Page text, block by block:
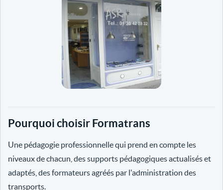
Pourquoi choisir Formatrans
Une pédagogie professionnelle qui prend en compte les
niveaux de chacun, des supports pédagogiques actualisés et
adaptés, des formateurs agréés par l'administration des
transports.